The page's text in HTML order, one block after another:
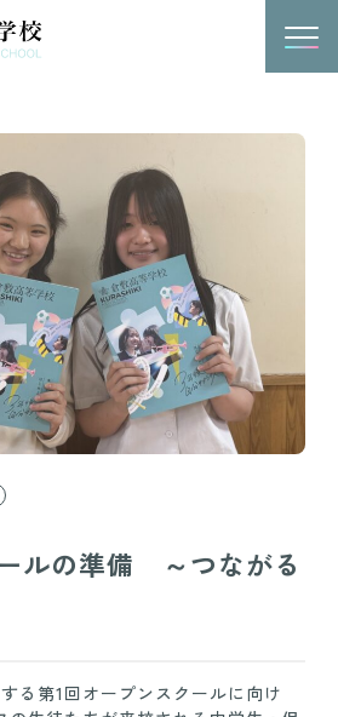
ルの準備 ～つながる
る第1回オープンスクールに向け